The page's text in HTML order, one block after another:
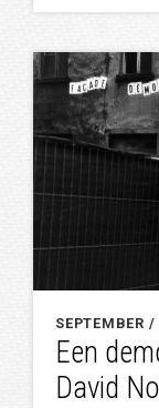
SEPTEMBER
Een
David